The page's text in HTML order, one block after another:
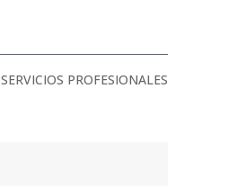
SERVICIOS PROFESIONALES